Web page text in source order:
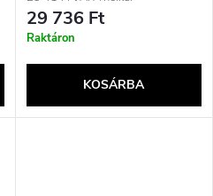
29 736 Ft
Raktáron
KOSÁRBA